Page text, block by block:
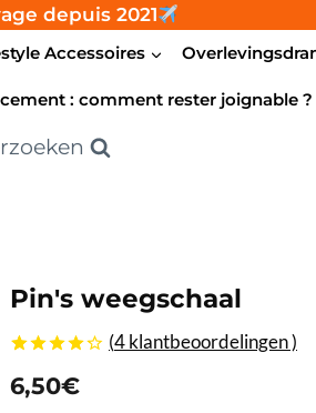
depuis 2021
Accessoires
: comment rester joignable ?
Pin's weegschaal
gebaseerd
(4klantbeoordelingen )
6,50€